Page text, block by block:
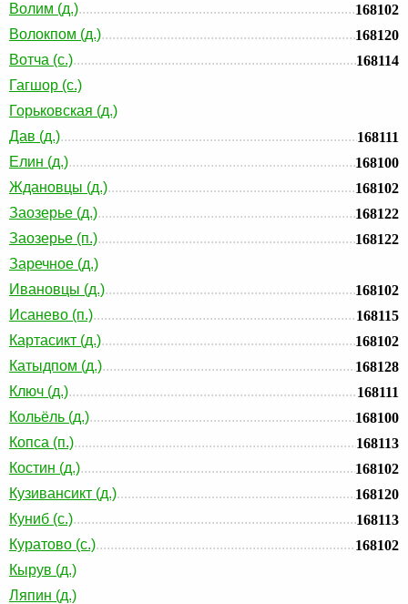
Волим (д.)
168102
Волокпом (д.)
168120
Вотча (с.)
168114
Гагшор (с.)
Горьковская (д.)
Дав (д.)
168111
Елин (д.)
168100
Ждановцы (д.)
168102
Заозерье (д.)
168122
Заозерье (п.)
168122
Заречное (д.)
Ивановцы (д.)
168102
Исанево (п.)
168115
Картасикт (д.)
168102
Катыдпом (д.)
168128
Ключ (д.)
168111
Кольёль (д.)
168100
Копса (п.)
168113
Костин (д.)
168102
Кузивансикт (д.)
168120
Куниб (с.)
168113
Куратово (с.)
168102
Кырув (д.)
Ляпин (д.)